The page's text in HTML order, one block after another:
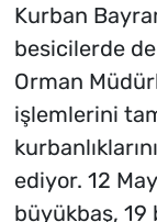
Kurban
besicilerde
Orman
işlemlerini
ediyor. 12
büyükbaş, 19